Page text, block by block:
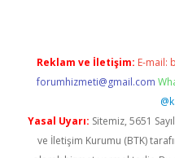
Reklam ve İletişim: E-mail:
forumhizmeti@gmail.com
Yasal Uyarı: Sitemiz, 5651
ve İletişim Kurumu (BTK)